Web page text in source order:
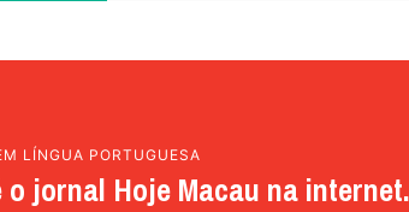
LÍNGUA PORTUGUESA
o jornal Hoje Macau na internet.